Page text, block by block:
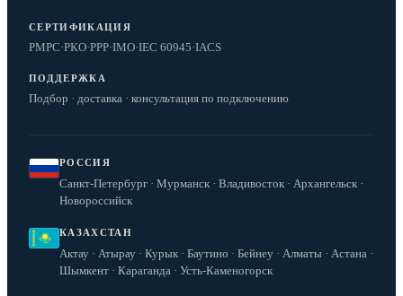
СЕРТИФИКАЦИЯ
РМРС·РКО·РРР·IMO·IEC 60945·IACS
ПОДДЕРЖКА
Подбор · доставка · консультация по подключению
РОССИЯ
Санкт-Петербург · Мурманск · Владивосток · Архангельск ·
Новороссийск
КАЗАХСТАН
Актау · Атырау · Курык · Баутино · Бейнеу · Алматы · Астана ·
Шымкент · Караганда · Усть-Каменогорск